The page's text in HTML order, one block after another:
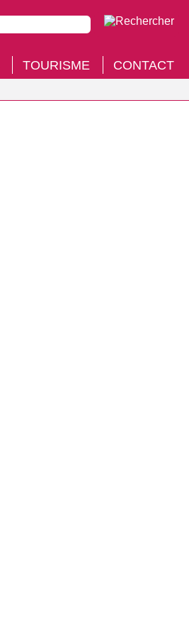
TOURISME CONTACT